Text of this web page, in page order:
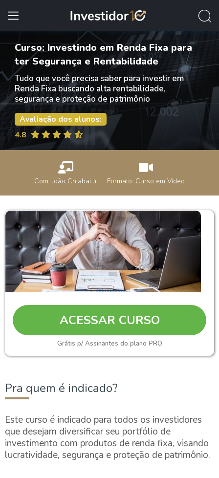
Curso: Investindo em Renda Fixa para
ter Segurança e Rentabilidade
Tudo que você precisa saber para investir em
Renda Fixa buscando alta rentabilidade,
segurança e proteção de patrimônio
Avaliação dos alunos:
4.8
Com: João Chiabai Jr Formato: Curso em Vídeo
ACESSAR CURSO
Grátis p/ Assinantes do plano PRO
Pra quem é indicado?
Este curso é indicado para todos os investidores
que desejam diversificar seu portfólio de
investimento com produtos de renda fixa, visando
lucratividade, segurança e proteção de patrimônio.